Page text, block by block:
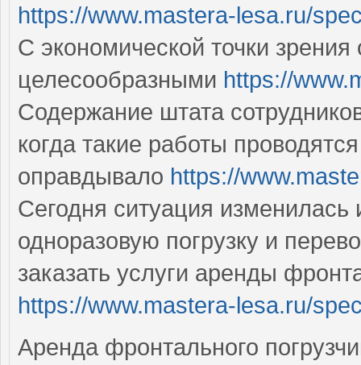
https://www.mastera-lesa.ru/
С экономической точки
целесообразными https://
Содержание штата
когда такие работы
оправдывало https://
Сегодня ситуация изменилась
одноразовую погрузку и
заказать услуги аренды
https://www.mastera-lesa.ru/
Аренда фронтального